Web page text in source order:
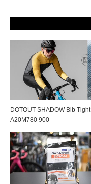
DOTOUT SHADOW Bib Tight
A20M780 900